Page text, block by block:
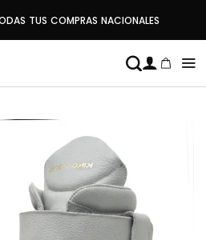
TUS COMPRAS NACIONALES